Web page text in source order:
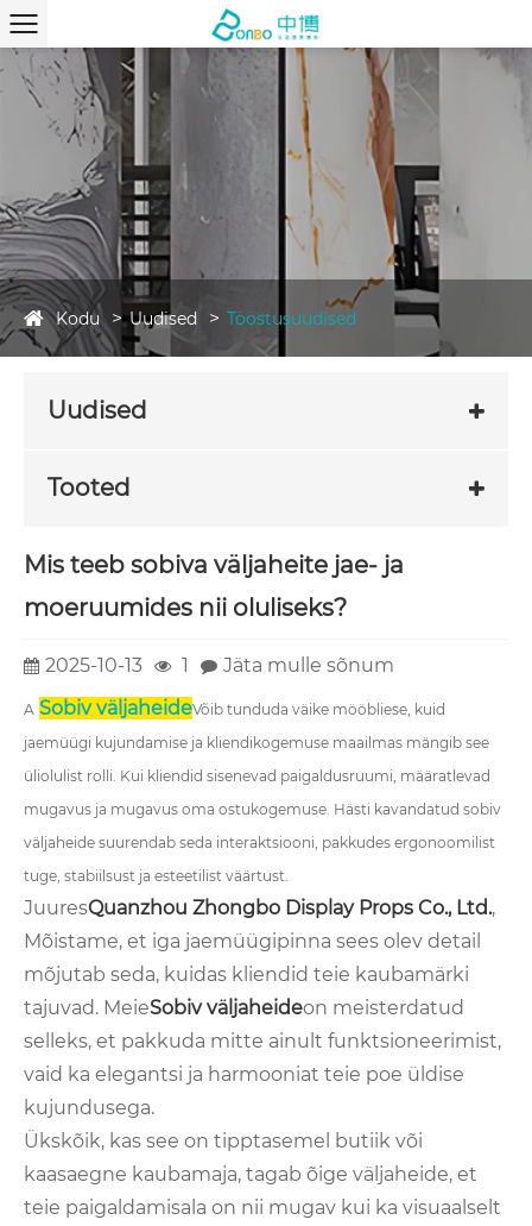
Kodu Uudised Tööstusuudised
Uudised
Tooted
Mis teeb sobiva väljaheite jae- ja
moeruumides nii oluliseks?
2025-10-13 1 Jäta mulle sõnum
A Sobiv väljaheideVõib tunduda väike mööbliese, kuid
jaemüügi kujundamise ja kliendikogemuse maailmas mängib see
üliolulist rolli. Kui kliendid sisenevad paigaldusruumi, määratlevad
mugavus ja mugavus oma ostukogemuse. Hästi kavandatud sobiv
väljaheide suurendab seda interaktsiooni, pakkudes ergonoomilist
tuge, stabiilsust ja esteetilist väärtust.
JuuresQuanzhou Zhongbo Display Props Co., Ltd.,
Mõistame, et iga jaemüügipinna sees olev detail
mõjutab seda, kuidas kliendid teie kaubamärki
tajuvad. MeieSobiv väljaheideon meisterdatud
selleks, et pakkuda mitte ainult funktsioneerimist,
vaid ka elegantsi ja harmooniat teie poe üldise
kujundusega.
Ükskõik, kas see on tipptasemel butiik või
kaasaegne kaubamaja, tagab õige väljaheide, et
teie paigaldamisala on nii mugav kui ka visuaalselt